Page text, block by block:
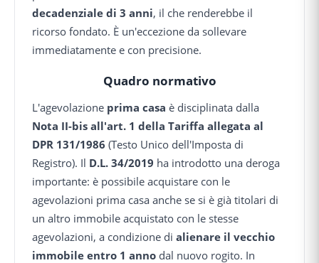
decadenziale di 3 anni, il che renderebbe il
ricorso fondato. È un'eccezione da sollevare
immediatamente e con precisione.
Quadro normativo
L'agevolazione prima casa è disciplinata dalla
Nota II-bis all'art. 1 della Tariffa allegata al
DPR 131/1986 (Testo Unico dell'Imposta di
Registro). Il D.L. 34/2019 ha introdotto una deroga
importante: è possibile acquistare con le
agevolazioni prima casa anche se si è già titolari di
un altro immobile acquistato con le stesse
agevolazioni, a condizione di alienare il vecchio
immobile entro 1 anno dal nuovo rogito. In